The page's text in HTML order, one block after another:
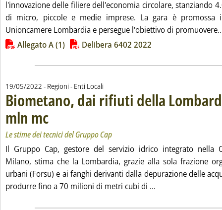
l'innovazione delle filiere dell'economia circolare, stanziando
di micro, piccole e medie imprese. La gara è promossa
Unioncamere Lombardia e persegue l'obiettivo di
Lista allegati PDF alla notizia
Allegato A (1) Delibera 6402 2022
19/05/2022 - Regioni - Enti Locali
Biometano, dai rifiuti della
mln mc
Le stime dei tecnici del Gruppo Cap
Il Gruppo Cap, gestore del servizio idrico integrato nella
Milano, stima che la Lombardia, grazie alla sola frazione
urbani (Forsu) e ai fanghi derivanti dalla depurazione delle
produrre fino a 70 milioni di metri cubi di ...